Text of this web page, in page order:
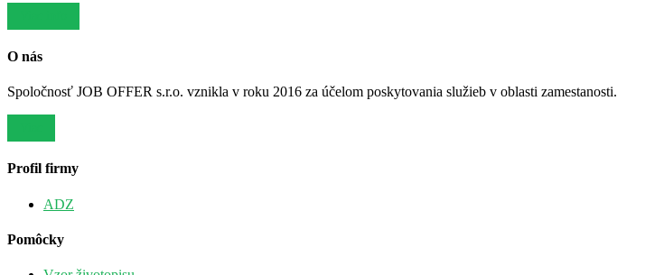
O nás
Spoločnosť JOB OFFER s.r.o. vznikla v roku 2016 za účelom poskytovania služieb v oblasti zamestanosti.
Profil firmy
ADZ
Pomôcky